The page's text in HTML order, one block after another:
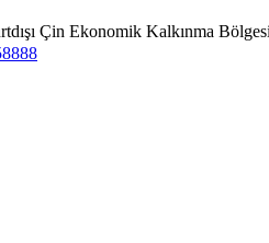
Çin Ekonomik Kalkınma